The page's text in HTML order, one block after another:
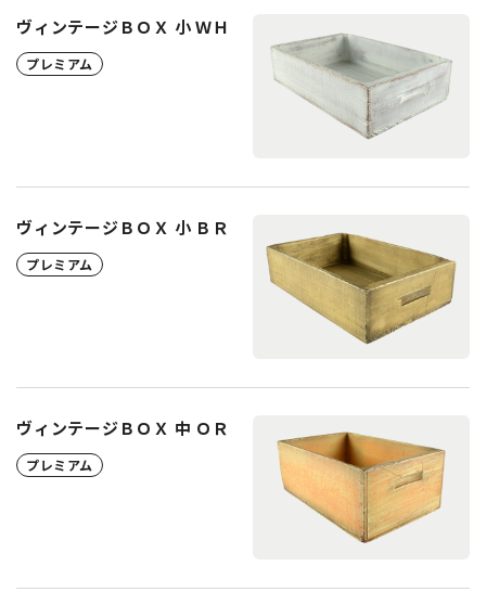
ヴィンテージＢＯＸ 小 ＷＨ
プレミアム
ヴィンテージＢＯＸ 小 ＢＲ
プレミアム
ヴィンテージＢＯＸ 中 ＯＲ
プレミアム